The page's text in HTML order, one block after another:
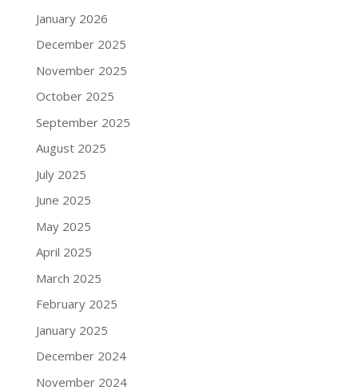
January 2026
December 2025
November 2025
October 2025
September 2025
August 2025
July 2025
June 2025
May 2025
April 2025
March 2025
February 2025
January 2025
December 2024
November 2024